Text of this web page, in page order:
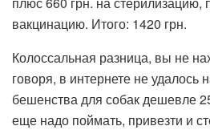
вакцинацию. Итого: 1420 грн.
Колоссальная разница, вы не
говоря, в интернете не удалось
бешенства для собак дешевле
еще надо поймать, привезти и